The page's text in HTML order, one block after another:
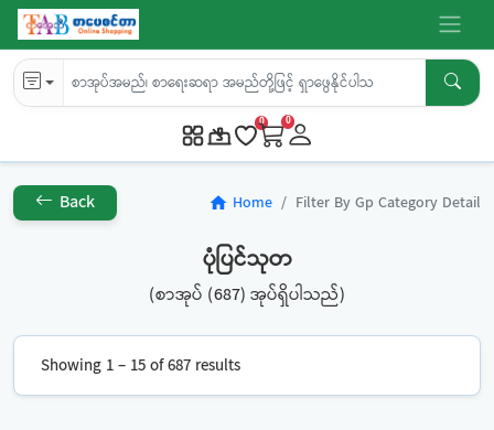
0 0
Back home Home Filter By Gp Category Detail
ပုံပြင်သုတ
(စာအုပ် (687) အုပ်ရှိပါသည်)
Showing 1 – 15 of 687 results